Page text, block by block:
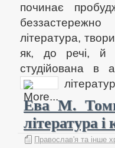
починає
література,
як, до речі, й
студійована в
Ева М.
література
Православ'я та інше